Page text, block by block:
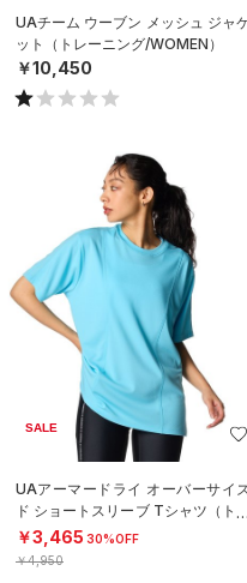
UAチーム ウーブン メッシュ ジャ
ット（トレーニング/WOMEN）
￥10,450
SALE
UAアーマードライ オーバーサイ
ド ショートスリーブ Tシャツ（トレ
ーニング/WOMEN）
￥3,465 30%OFF
￥4,950